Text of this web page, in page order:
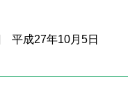
平成27年10月5日